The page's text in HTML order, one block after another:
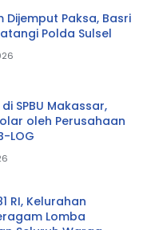
Paksa, Basri
Polda Sulsel
SPBU Makassar,
oleh Perusahaan
LOG
RI, Kelurahan
Lomba